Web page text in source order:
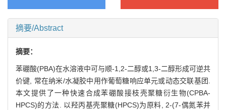
摘要/Abstract
摘要：
苯硼酸(PBA)在水溶液中可与顺-1,2-二醇或1,3-二醇形成可逆共
价键, 常在纳米/水凝胶中用作葡萄糖响应单元或动态交联基团.
本文提供了一种快速合成苯硼酸接枝壳聚糖衍生物(CPBA-
HPCS)的方法. 以羟丙基壳聚糖(HPCS)为原料, 2-(7-偶氮苯并